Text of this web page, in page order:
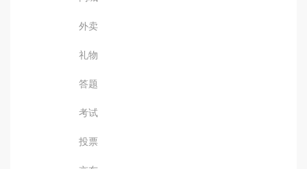
外卖
礼物
答题
考试
投票